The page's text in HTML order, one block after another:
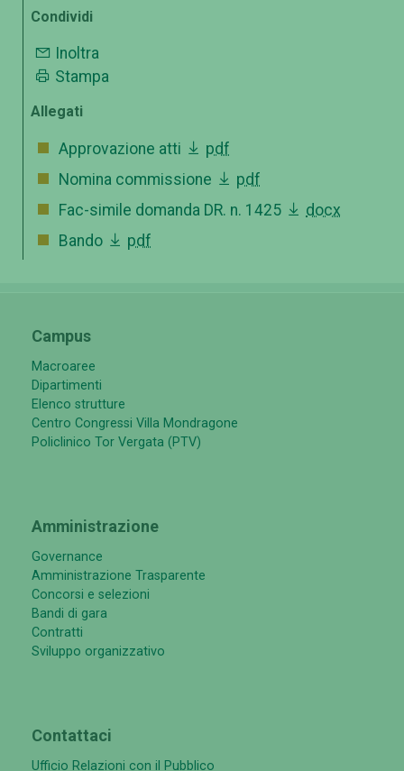
Condividi
Inoltra
Stampa
Allegati
Approvazione atti
pdf
Nomina commissione
pdf
Fac-simile domanda DR. n. 1425
docx
Bando
pdf
Campus
Macroaree
Dipartimenti
Elenco strutture
Centro Congressi Villa Mondragone
Policlinico Tor Vergata (PTV)
Amministrazione
Governance
Amministrazione Trasparente
Concorsi e selezioni
Bandi di gara
Contratti
Sviluppo organizzativo
Contattaci
Ufficio Relazioni con il Pubblico